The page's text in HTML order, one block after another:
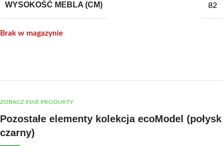
WYSOKOŚĆ MEBLA (CM) 82
Brak w magazynie
ZOBACZ INNE PRODUKTY
Pozostałe elementy kolekcja ecoModel (połysk
czarny)